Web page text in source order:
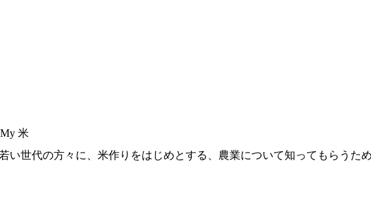
米
い世代の方々に、米作りをはじめとする、農業について知ってもらう